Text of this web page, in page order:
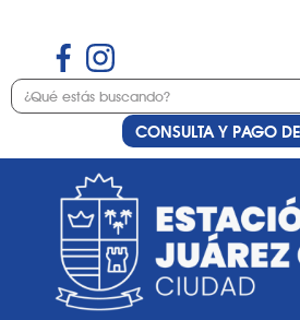
CONSULTA Y PAGO
Etiqueta:
Passerini